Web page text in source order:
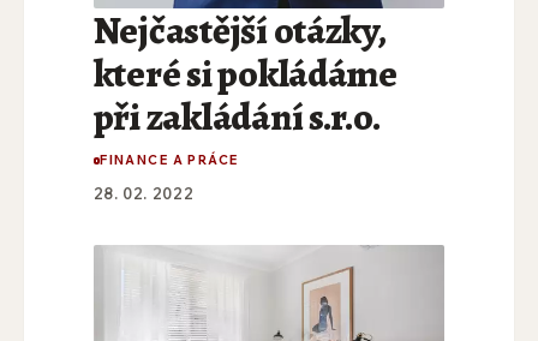
Nejčastější otázky,
které si pokládáme
při zakládání s.r.o.
FINANCE A PRÁCE
28. 02. 2022